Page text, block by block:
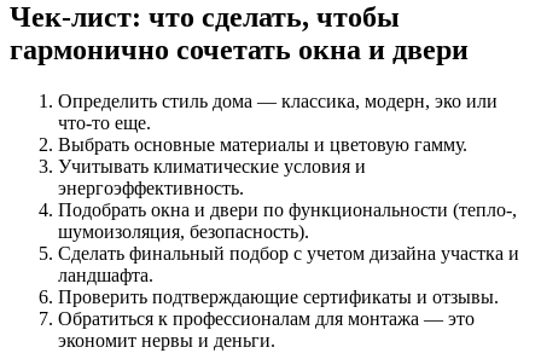
Чек-лист: что сделать, чтобы
гармонично сочетать окна и двери
Определить стиль дома — классика, модерн, эко или
что-то еще.
Выбрать основные материалы и цветовую гамму.
Учитывать климатические условия и
энергоэффективность.
Подобрать окна и двери по функциональности (тепло-,
шумоизоляция, безопасность).
Сделать финальный подбор с учетом дизайна участка и
ландшафта.
Проверить подтверждающие сертификаты и отзывы.
Обратиться к профессионалам для монтажа — это
экономит нервы и деньги.